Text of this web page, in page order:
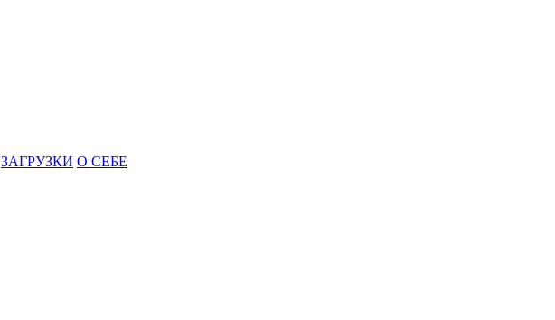
ЗАГРУЗКИ О СЕБЕ